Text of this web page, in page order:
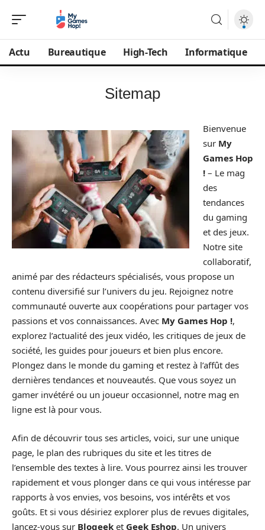
Actu Bureautique High-Tech Informatique
Sitemap
Bienvenue
sur My
Games Hop
!– Le mag
des
tendances
du gaming
et des jeux.
Notre site
collaboratif,
animé par des rédacteurs spécialisés, vous propose un
contenu diversifié sur l’univers du jeu. Rejoignez notre
communauté ouverte aux coopérations pour partager vos
passions et vos connaissances. Avec My Games Hop !,
explorez l’actualité des jeux vidéo, les critiques de jeux de
société, les guides pour joueurs et bien plus encore.
Plongez dans le monde du gaming et restez à l’affût des
dernières tendances et nouveautés. Que vous soyez un
gamer invétéré ou un joueur occasionnel, notre mag en
ligne est là pour vous.
Afin de découvrir tous ses articles, voici, sur une unique
page, le plan des rubriques du site et les titres de
l’ensemble des textes à lire. Vous pourrez ainsi les trouver
rapidement et vous plonger dans ce qui vous intéresse par
rapports à vos envies, vos besoins, vos intérêts et vos
goûts. Et si vous désiriez explorer plus de revues digitales,
lancez-vous sur Blogeek et Geek Eshop. Un univers